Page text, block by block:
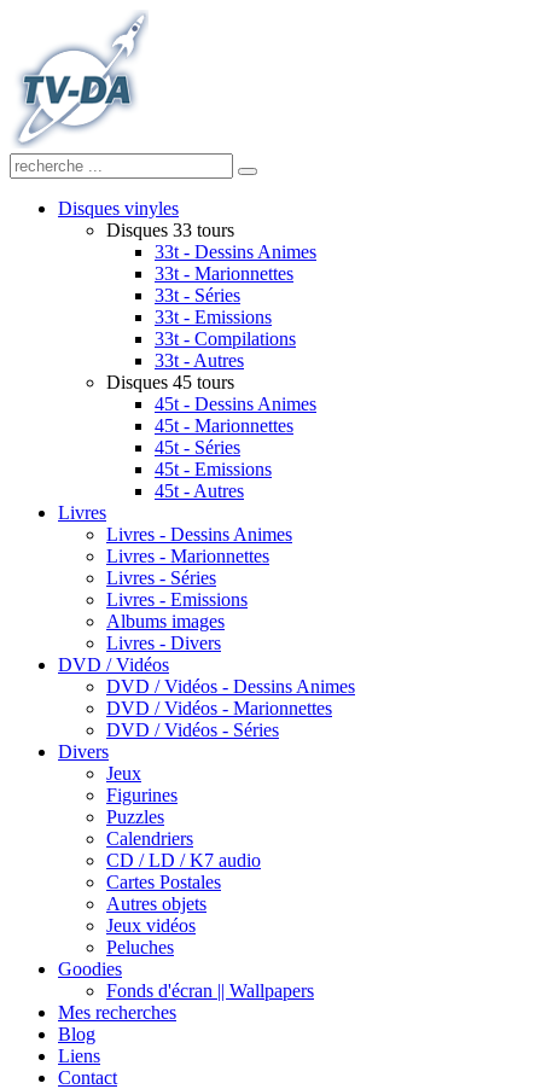
Disques vinyles
Disques 33 tours
33t - Dessins Animes
33t - Marionnettes
33t - Séries
33t - Emissions
33t - Compilations
33t - Autres
Disques 45 tours
45t - Dessins Animes
45t - Marionnettes
45t - Séries
45t - Emissions
45t - Autres
Livres
Livres - Dessins Animes
Livres - Marionnettes
Livres - Séries
Livres - Emissions
Albums images
Livres - Divers
DVD / Vidéos
DVD / Vidéos - Dessins Animes
DVD / Vidéos - Marionnettes
DVD / Vidéos - Séries
Divers
Jeux
Figurines
Puzzles
Calendriers
CD / LD / K7 audio
Cartes Postales
Autres objets
Jeux vidéos
Peluches
Goodies
Fonds d'écran || Wallpapers
Mes recherches
Blog
Liens
Contact